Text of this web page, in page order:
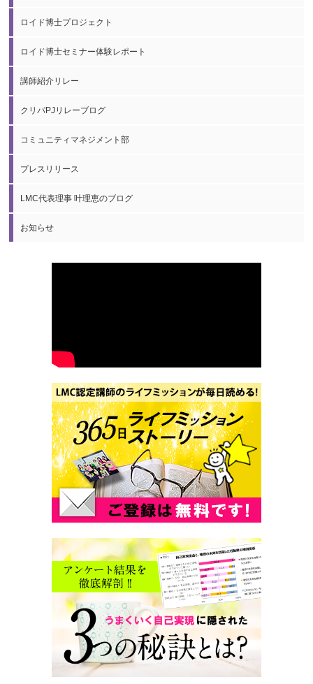
ロイド博士プロジェクト
ロイド博士セミナー体験レポート
講師紹介リレー
クリパPJリレーブログ
コミュニティマネジメント部
プレスリリース
LMC代表理事 叶理恵のブログ
お知らせ